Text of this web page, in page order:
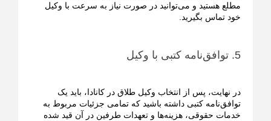
مطلع هستید و می‌توانید در صورت نیاز به سرعت با وکیل
خود تماس بگیرید.
5. توافق‌نامه کتبی با وکیل
در نهایت، پس از انتخاب وکیل طلاق در کانادا، باید یک
توافق‌نامه کتبی داشته باشید که تمامی جزئیات مربوط به
خدمات حقوقی، هزینه‌ها و تعهدات طرفین در آن قید شده